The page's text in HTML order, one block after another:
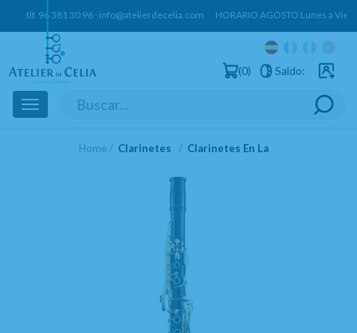
tlf. 96 381 30 96 · info@atelierdecelia.com HORARIO AGOSTO Lunes a
0 Saldo:
Toggle
navigation
Home Clarinetes Clarinetes En La